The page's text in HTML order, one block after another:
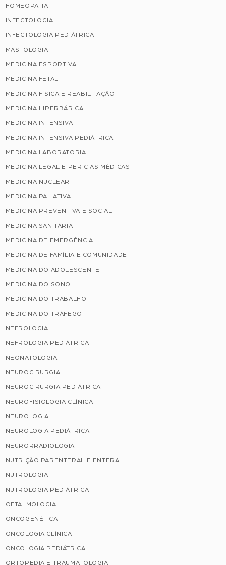
HOMEOPATIA
INFECTOLOGIA
INFECTOLOGIA PEDIÁTRICA
MASTOLOGIA
MEDICINA ESPORTIVA
MEDICINA FETAL
MEDICINA FÍSICA E REABILITAÇÃO
MEDICINA HIPERBÁRICA
MEDICINA INTENSIVA
MEDICINA INTENSIVA PEDIÁTRICA
MEDICINA LABORATORIAL
MEDICINA LEGAL E PERICIAS MÉDICAS
MEDICINA NUCLEAR
MEDICINA PALIATIVA
MEDICINA PREVENTIVA E SOCIAL
MEDICINA SANITÁRIA
MEDICINA DE EMERGÊNCIA
MEDICINA DE FAMÍLIA E COMUNIDADE
MEDICINA DO ADOLESCENTE
MEDICINA DO SONO
MEDICINA DO TRABALHO
MEDICINA DO TRÁFEGO
NEFROLOGIA
NEFROLOGIA PEDIÁTRICA
NEONATOLOGIA
NEUROCIRURGIA
NEUROCIRURGIA PEDIÁTRICA
NEUROFISIOLOGIA CLÍNICA
NEUROLOGIA
NEUROLOGIA PEDIÁTRICA
NEURORRADIOLOGIA
NUTRIÇÃO PARENTERAL E ENTERAL
NUTROLOGIA
NUTROLOGIA PEDIÁTRICA
OFTALMOLOGIA
ONCOGENÉTICA
ONCOLOGIA CLÍNICA
ONCOLOGIA PEDIÁTRICA
ORTOPEDIA E TRAUMATOLOGIA